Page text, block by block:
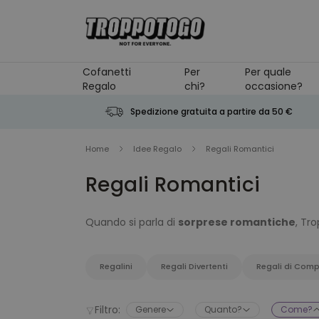
Cofanetti
Regalo
Per
chi?
Per quale
occasione?
Spedizione gratuita a partire da 50 €
Home Idee Regalo Regali Romantici
Regali Romantici
Quando si parla di sorprese romantiche,
romanticoni e vogliamo offrire solo il meglio
occhi di ogni donna. Sorprese romantiche
inaspettato per lui, un romanticissimo regalo
Regalini Regali Divertenti Regali di
Filtro: Genere Quanto? Come?